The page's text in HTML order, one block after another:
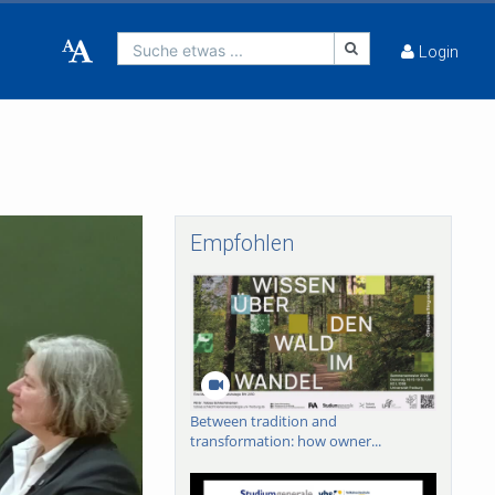
Suche etwas ... Login
Empfohlen
Between tradition and
transformation: how owner...